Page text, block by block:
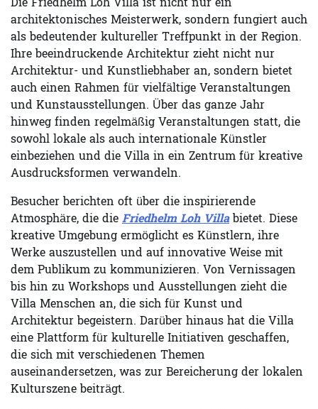
Die Friedhelm Loh Villa ist nicht nur ein
architektonisches Meisterwerk, sondern fungiert auch
als bedeutender kultureller Treffpunkt in der Region.
Ihre beeindruckende Architektur zieht nicht nur
Architektur- und Kunstliebhaber an, sondern bietet
auch einen Rahmen für vielfältige Veranstaltungen
und Kunstausstellungen. Über das ganze Jahr
hinweg finden regelmäßig Veranstaltungen statt, die
sowohl lokale als auch internationale Künstler
einbeziehen und die Villa in ein Zentrum für kreative
Ausdrucksformen verwandeln.
Besucher berichten oft über die inspirierende
Atmosphäre, die die Friedhelm Loh Villabietet. Diese
kreative Umgebung ermöglicht es Künstlern, ihre
Werke auszustellen und auf innovative Weise mit
dem Publikum zu kommunizieren. Von Vernissagen
bis hin zu Workshops und Ausstellungen zieht die
Villa Menschen an, die sich für Kunst und
Architektur begeistern. Darüber hinaus hat die Villa
eine Plattform für kulturelle Initiativen geschaffen,
die sich mit verschiedenen Themen
auseinandersetzen, was zur Bereicherung der lokalen
Kulturszene beiträgt.